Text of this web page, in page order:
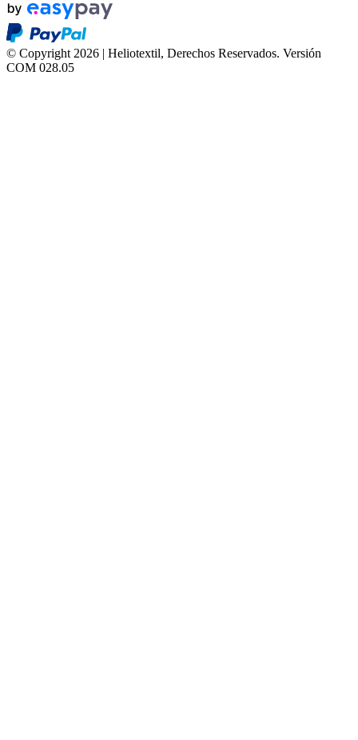
© Copyright 2026 | Heliotextil, Derechos Reservados. Versión
COM 028.05